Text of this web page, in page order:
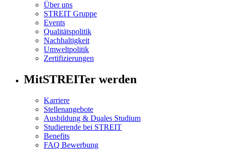
Über uns
STREIT Gruppe
Events
Qualitätspolitik
Nachhaltigkeit
Umweltpolitik
Zertifizierungen
MitSTREITer werden
Karriere
Stellenangebote
Ausbildung & Duales Studium
Studierende bei STREIT
Benefits
FAQ Bewerbung